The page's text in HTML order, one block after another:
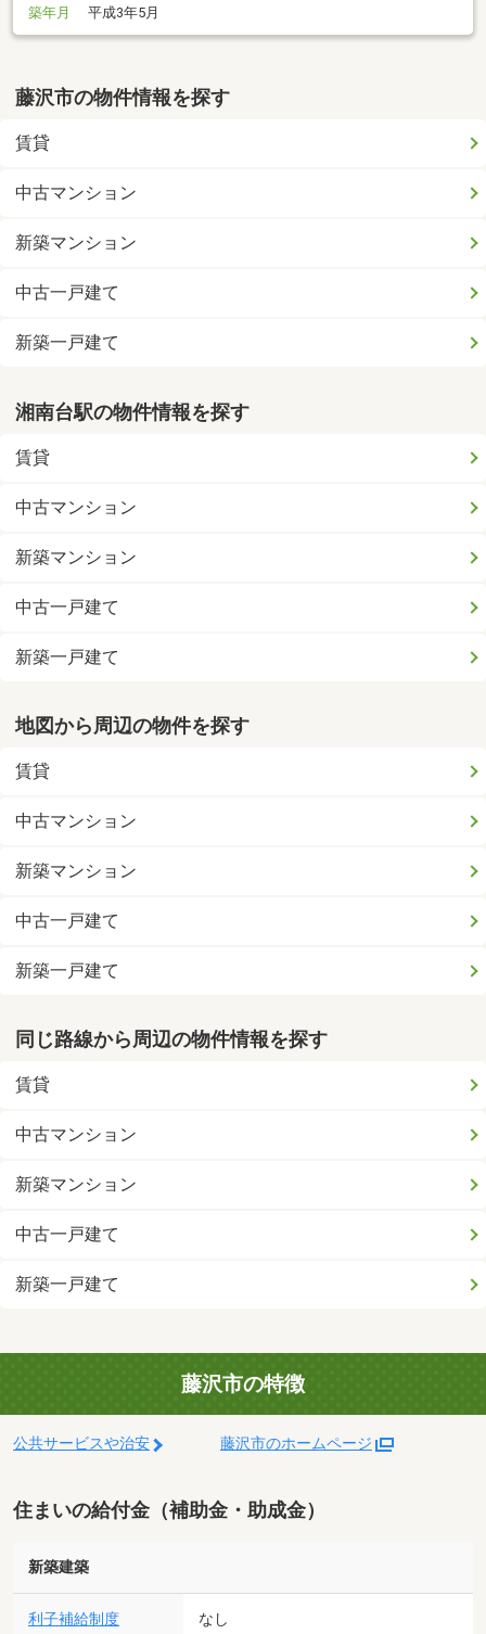
築年月
平成3年5月
藤沢市の物件情報を探す
賃貸
中古マンション
新築マンション
中古一戸建て
新築一戸建て
湘南台駅の物件情報を探す
賃貸
中古マンション
新築マンション
中古一戸建て
新築一戸建て
地図から周辺の物件を探す
賃貸
中古マンション
新築マンション
中古一戸建て
新築一戸建て
同じ路線から周辺の物件情報を探す
賃貸
中古マンション
新築マンション
中古一戸建て
新築一戸建て
藤沢市の特徴
公共サービスや治安 藤沢市のホームページ
住まいの給付金（補助金・助成金）
新築建築
利子補給制度 なし